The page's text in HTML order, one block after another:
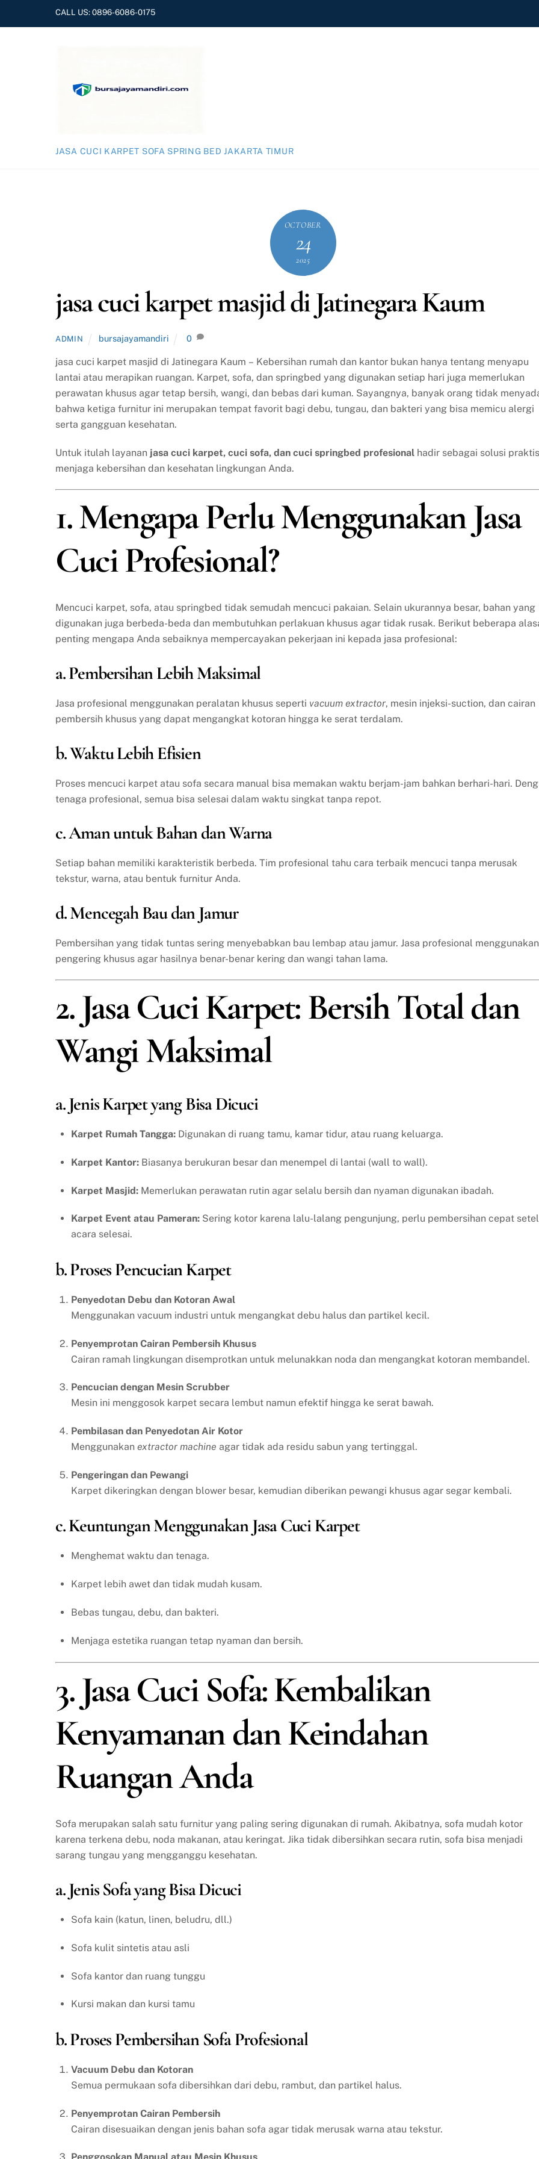
CALL US:0896-6086-0175
JASA CUCI KARPET SOFA SPRING BED JAKARTA TIMUR
OCTOBER
24
2025
jasa cuci karpet masjid di Jatinegara Kaum
ADMIN bursajayamandiri 0
jasa cuci karpet masjid di Jatinegara Kaum – Kebersihan rumah dan kantor bukan hanya tentang menyapu
lantai atau merapikan ruangan. Karpet, sofa, dan springbed yang digunakan setiap hari juga memerlukan
perawatan khusus agar tetap bersih, wangi, dan bebas dari kuman. Sayangnya, banyak orang tidak
bahwa ketiga furnitur ini merupakan tempat favorit bagi debu, tungau, dan bakteri yang bisa memicu alergi
serta gangguan kesehatan.
Untuk itulah layanan jasa cuci karpet, cuci sofa, dan cuci springbed profesional hadir sebagai solusi praktis
menjaga kebersihan dan kesehatan lingkungan Anda.
1. Mengapa Perlu Menggunakan Jasa
Cuci Profesional?
Mencuci karpet, sofa, atau springbed tidak semudah mencuci pakaian. Selain ukurannya besar, bahan yang
digunakan juga berbeda-beda dan membutuhkan perlakuan khusus agar tidak rusak. Berikut beberapa
penting mengapa Anda sebaiknya mempercayakan pekerjaan ini kepada jasa profesional:
a. Pembersihan Lebih Maksimal
Jasa profesional menggunakan peralatan khusus seperti vacuum extractor, mesin injeksi-suction, dan cairan
pembersih khusus yang dapat mengangkat kotoran hingga ke serat terdalam.
b. Waktu Lebih Efisien
Proses mencuci karpet atau sofa secara manual bisa memakan waktu berjam-jam bahkan berhari-hari.
tenaga profesional, semua bisa selesai dalam waktu singkat tanpa repot.
c. Aman untuk Bahan dan Warna
Setiap bahan memiliki karakteristik berbeda. Tim profesional tahu cara terbaik mencuci tanpa merusak
tekstur, warna, atau bentuk furnitur Anda.
d. Mencegah Bau dan Jamur
Pembersihan yang tidak tuntas sering menyebabkan bau lembap atau jamur. Jasa profesional menggunakan
pengering khusus agar hasilnya benar-benar kering dan wangi tahan lama.
2. Jasa Cuci Karpet: Bersih Total dan
Wangi Maksimal
a. Jenis Karpet yang Bisa Dicuci
Karpet Rumah Tangga:Digunakan di ruang tamu, kamar tidur, atau ruang keluarga.
Karpet Kantor:Biasanya berukuran besar dan menempel di lantai (wall to wall).
Karpet Masjid:Memerlukan perawatan rutin agar selalu bersih dan nyaman digunakan ibadah.
Karpet Event atau Pameran:Sering kotor karena lalu-lalang pengunjung, perlu pembersihan cepat
acara selesai.
b. Proses Pencucian Karpet
Penyedotan Debu dan Kotoran Awal
Menggunakan vacuum industri untuk mengangkat debu halus dan partikel kecil.
Penyemprotan Cairan Pembersih Khusus
Cairan ramah lingkungan disemprotkan untuk melunakkan noda dan mengangkat kotoran membandel.
Pencucian dengan Mesin Scrubber
Mesin ini menggosok karpet secara lembut namun efektif hingga ke serat bawah.
Pembilasan dan Penyedotan Air Kotor
Menggunakan extractor machine agar tidak ada residu sabun yang tertinggal.
Pengeringan dan Pewangi
Karpet dikeringkan dengan blower besar, kemudian diberikan pewangi khusus agar segar kembali.
c. Keuntungan Menggunakan Jasa Cuci Karpet
Menghemat waktu dan tenaga.
Karpet lebih awet dan tidak mudah kusam.
Bebas tungau, debu, dan bakteri.
Menjaga estetika ruangan tetap nyaman dan bersih.
3. Jasa Cuci Sofa: Kembalikan
Kenyamanan dan Keindahan
Ruangan Anda
Sofa merupakan salah satu furnitur yang paling sering digunakan di rumah. Akibatnya, sofa mudah kotor
karena terkena debu, noda makanan, atau keringat. Jika tidak dibersihkan secara rutin, sofa bisa menjadi
sarang tungau yang mengganggu kesehatan.
a. Jenis Sofa yang Bisa Dicuci
Sofa kain (katun, linen, beludru, dll.)
Sofa kulit sintetis atau asli
Sofa kantor dan ruang tunggu
Kursi makan dan kursi tamu
b. Proses Pembersihan Sofa Profesional
Vacuum Debu dan Kotoran
Semua permukaan sofa dibersihkan dari debu, rambut, dan partikel halus.
Penyemprotan Cairan Pembersih
Cairan disesuaikan dengan jenis bahan sofa agar tidak merusak warna atau tekstur.